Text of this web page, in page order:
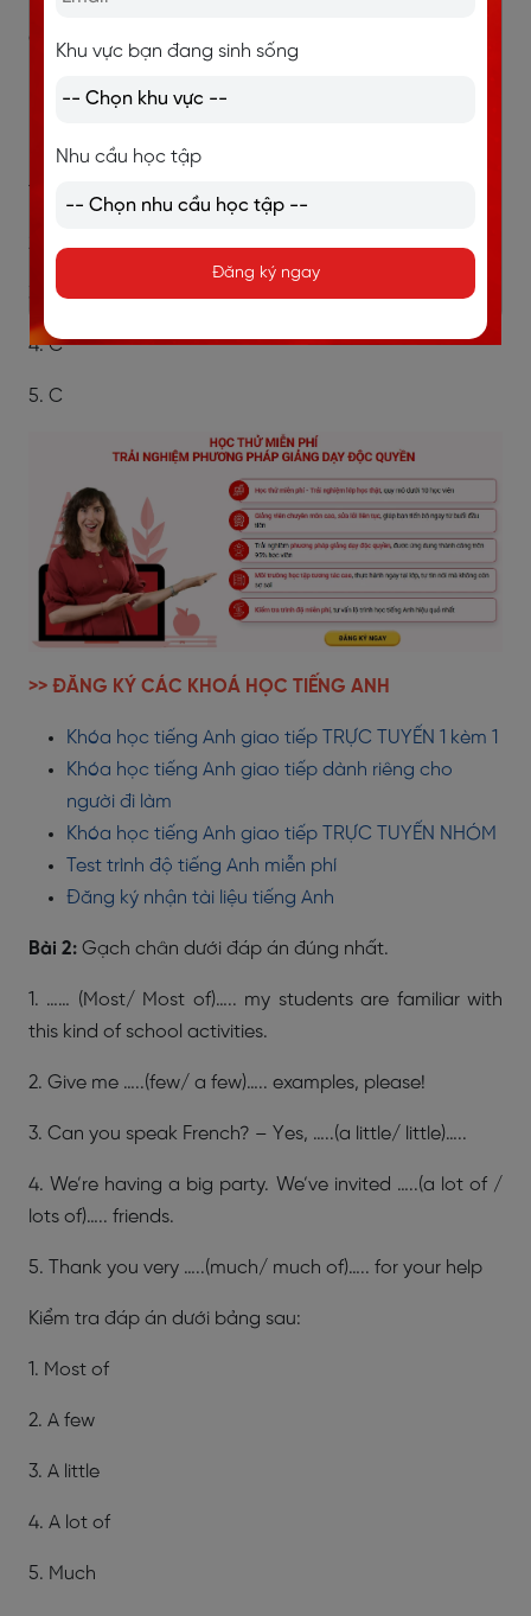
C. many
D. a number of
Bạn học cùng tham khảo đáp án dưới đây nhé.
1. B
2. A
3. B
4. C
5. C
>> ĐĂNG KÝ CÁC KHOÁ HỌC TIẾNG ANH
Khóa học tiếng Anh giao tiếp TRỰC TUYẾN 1 kèm 1
Khóa học tiếng Anh giao tiếp dành riêng cho
người đi làm
Khóa học tiếng Anh giao tiếp TRỰC TUYẾN NHÓM
Test trình độ tiếng Anh miễn phí
Đăng ký nhận tài liệu tiếng Anh
Bài 2: Gạch chân dưới đáp án đúng nhất.
1. …… (Most/ Most of)….. my students are familiar with
this kind of school activities.
2. Give me …..(few/ a few)….. examples, please!
3. Can you speak French? – Yes, …..(a little/ little)…..
4. We’re having a big party. We’ve invited …..(a lot of /
lots of)….. friends.
5. Thank you very …..(much/ much of)….. for your help
Kiểm tra đáp án dưới bảng sau:
1. Most of
2. A few
3. A little
4. A lot of
5. Much
Khu vực bạn đang sinh sống
Nhu cầu học tập
Đăng ký ngay